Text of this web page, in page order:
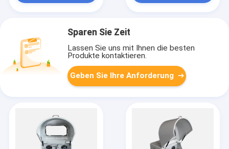
Sparen Sie Zeit
Lassen Sie uns mit Ihnen die besten
Produkte kontaktieren.
Geben Sie Ihre Anforderung